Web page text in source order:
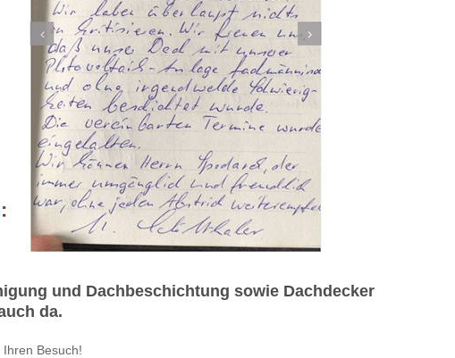
und Dachbeschichtung sowie Dachdecker
da.
Besuch!